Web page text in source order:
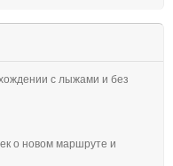
с лыжами и без
о новом маршруте и